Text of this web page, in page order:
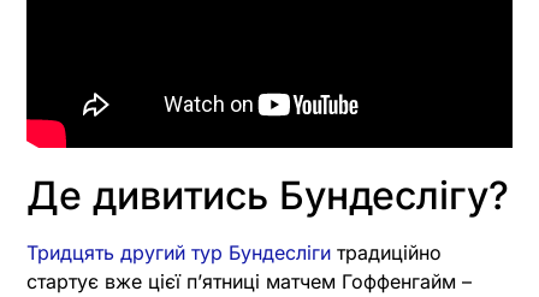
Де дивитись Бундеслігу?
Тридцять другий тур Бундесліги традиційно
стартує вже цієї пʼятниці матчем Гоффенгайм –